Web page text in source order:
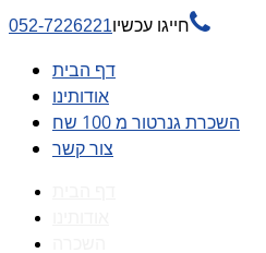
חייגו עכשיו052-7226221 
דף הבית
אודותינו
השכרת גנרטור מ 100 שח
צור קשר